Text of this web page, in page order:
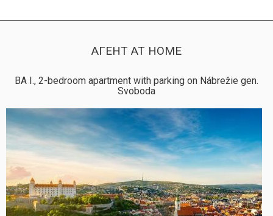
АГЕНТ AT HOME
BA I., 2-bedroom apartment with parking on Nábrežie gen.
Svoboda